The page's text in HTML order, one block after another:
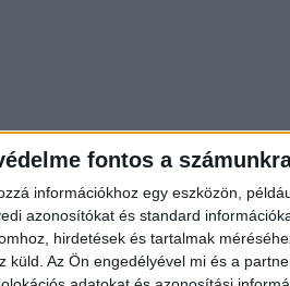
fontos a
információkhoz egy eszközön,
azonosítókat és standard
hirdetések és tartalmak
küld. Az Ön engedélyével mi és a
és Füzesabony között
a 127-es km-nél kiterelik a